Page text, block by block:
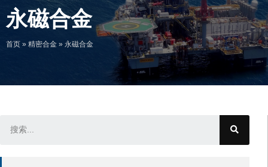
永磁合金
首页 » 精密合金 » 永磁合金